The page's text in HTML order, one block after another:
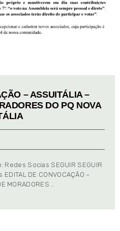
– ASSUITÁLIA –
DO PQ NOVA
Socias SEGUIR SEGUIR
DE CONVOCAÇÃO –
MORADORES …